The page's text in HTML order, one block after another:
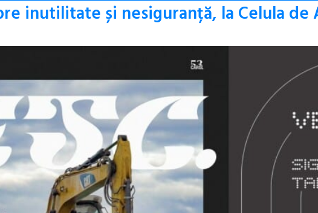
inutilitate și nesiguranță, la Celula de